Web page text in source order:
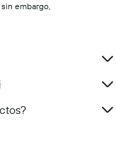
embargo,